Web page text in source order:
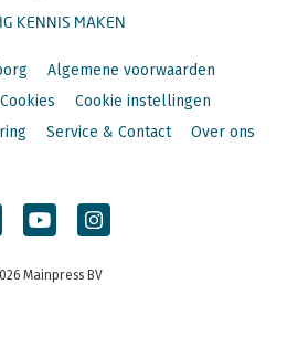
KENNIS MAKEN
Algemene voorwaarden
Cookies
Cookie instellingen
Service & Contact Over ons
Mainpress BV